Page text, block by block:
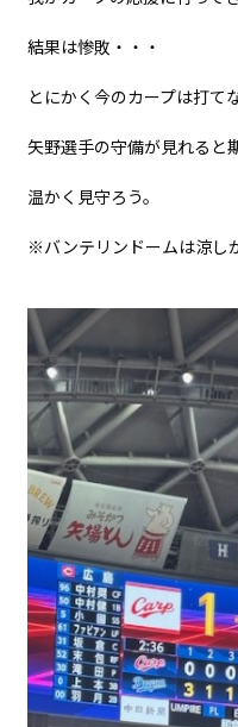
休み : 土曜日 ＆ 祝祭日
結果は惨敗・・・
とにかく今のカープは打て
矢野選手の守備が見れると
温かく見守ろう。
※バンテリンドームは涼し